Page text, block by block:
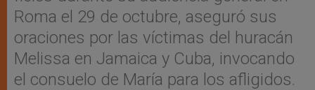
Roma el 29 de octubre, aseguró sus
oraciones por las víctimas del huracán
Melissa en Jamaica y Cuba, invocando
el consuelo de María para los afligidos.